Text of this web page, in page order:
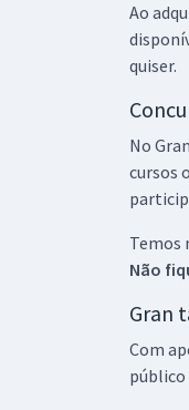
Ao
quiser.
No
cursos
Temos
Não
Gran
Com
público